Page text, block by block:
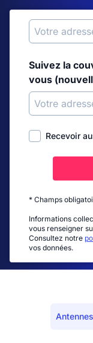
Suivez la
vous
Recevoir
* Champs
Informations
vous renseigner
Consultez notre
vos données.
Antennes